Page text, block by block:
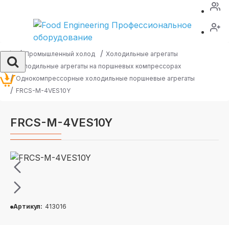
Промышленный холод
Холодильные агрегаты
Холодильные агрегаты на поршневых компрессорах
Однокомпрессорные холодильные поршневые агрегаты
FRCS-M-4VES10Y
FRCS-M-4VES10Y
Артикул: 413016